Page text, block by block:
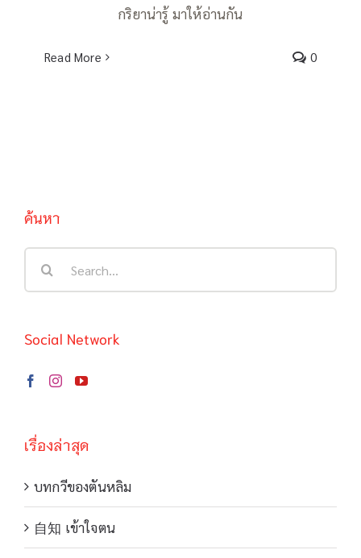
กริยาน่ารู้ มาให้อ่านกัน
Read More 0
ค้นหา
Social Network
เรื่องล่าสุด
บทกวีของตันหลิม
自知 เข้าใจตน